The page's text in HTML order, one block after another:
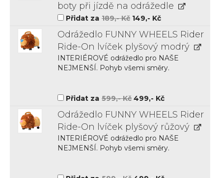
boty při jízdě na odrážedle
Přidat za 189,- Kč Původní
cena
byla:
189,-
Kč.
149,- KčAktuální
cena
je:
149,-
Kč.
Odrážedlo FUNNY WHEELS Rider
Ride-On lvíček plyšový modrý
INTERIÉROVÉ odrážedlo pro NAŠE
NEJMENŠÍ. Pohyb všemi směry.
Přidat za 599,- Kč Původní
cena
byla:
599,-
Kč.
499,- KčAktuální
cena
je:
499,-
Kč.
Odrážedlo FUNNY WHEELS Rider
Ride-On lvíček plyšový růžový
INTERIÉROVÉ odrážedlo pro NAŠE
NEJMENŠÍ. Pohyb všemi směry.
PůvodníAktuální